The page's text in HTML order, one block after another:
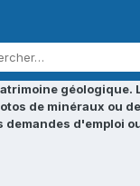
géologique.
de minéraux ou
d'emploi